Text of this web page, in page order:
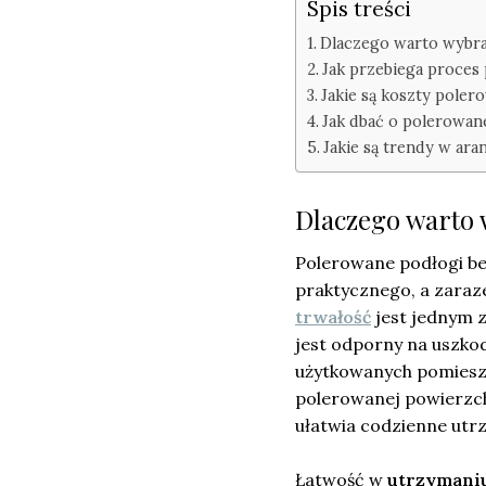
Spis treści
Dlaczego warto
Jak przebiega
Jakie są koszty
Jak dbać o
Jakie są trendy w
Dlaczego warto
Polerowane podłogi
praktycznego, a
trwałość jest jednym
jest odporny na
użytkowanych
polerowanej
ułatwia codzienne
Łatwość w